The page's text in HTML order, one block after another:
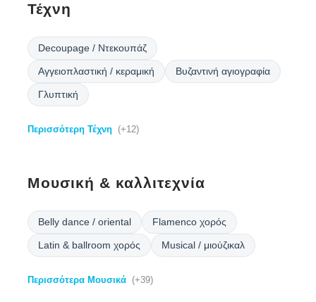
Τέχνη
Decoupage / Ντεκουπάζ
Αγγειοπλαστική / κεραμική Βυζαντινή αγιογραφία
Γλυπτική
Περισσότερη Τέχνη (+12)
Μουσική & καλλιτεχνία
Belly dance / oriental Flamenco χορός
Latin & ballroom χορός Musical / μιούζικαλ
Περισσότερα Μουσικά (+39)